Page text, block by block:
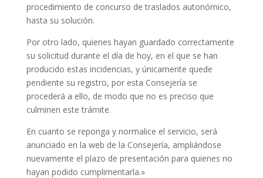
procedimiento de concurso de traslados autonómico,
hasta su solución.
Por otro lado, quienes hayan guardado correctamente
su solicitud durante el día de hoy, en el que se han
producido estas incidencias, y únicamente quede
pendiente su registro, por esta Consejería se
procederá a ello, de modo que no es preciso que
culminen este trámite.
En cuanto se reponga y normalice el servicio, será
anunciado en la web de la Consejería, ampliándose
nuevamente el plazo de presentación para quienes no
hayan podido cumplimentarla.»